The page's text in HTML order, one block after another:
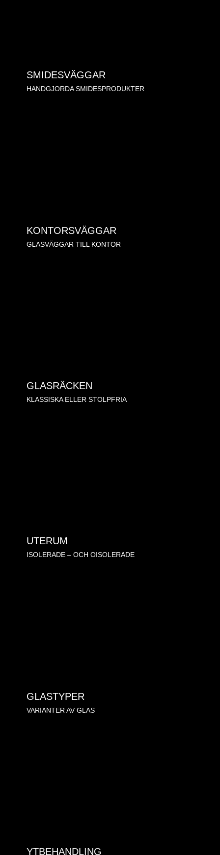
SMIDESVÄGGAR
HANDGJORDA SMIDESPRODUKTER
KONTORSVÄGGAR
GLASVÄGGAR TILL KONTOR
GLASRÄCKEN
KLASSISKA ELLER STOLPFRIA
UTERUM
ISOLERADE – OCH OISOLERADE
GLASTYPER
VARIANTER AV GLAS
YTBEHANDLING